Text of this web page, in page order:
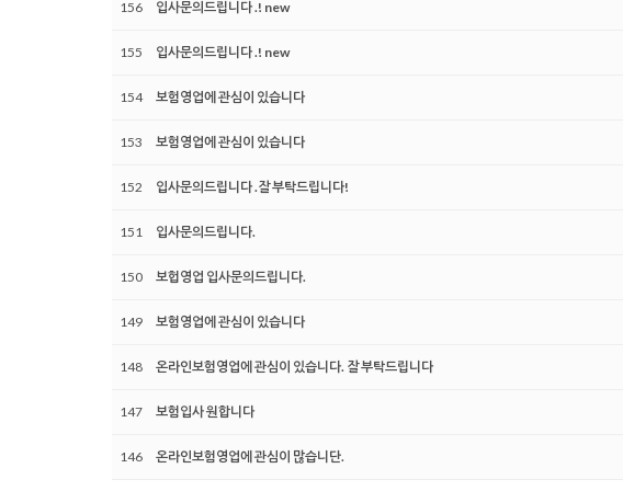
156 입사문의드립니다 .! new
155 입사문의드립니다 .! new
154 보험영업에 관심이 있습니다
153 보험영업에 관심이 있습니다
152 입사문의드립니다 .잘 부탁드립니다!
151 입사문의드립니다.
150 보헙영업 입사문의드립니다.
149 보험영업에 관심이 있습니다
148 온라인보험영업에 관심이 있습니다. 잘 부탁드립니다
147 보험입사 원합니다
146 온라인보험영업에 관심이 많습니단.